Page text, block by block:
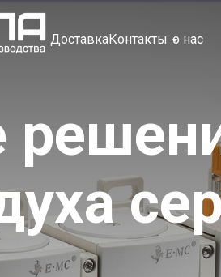
ДоставкаКонтакты о нас